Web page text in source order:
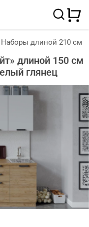
Наборы длиной 210 см
длиной 150 см
глянец